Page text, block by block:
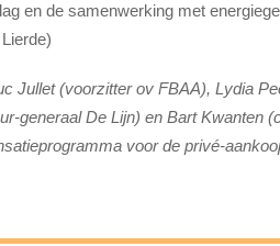
en de samenwerking met
Jullet (voorzitter ov FBAA), Lydia
generaal De Lijn) en Bart Kwanten
voor de privé-